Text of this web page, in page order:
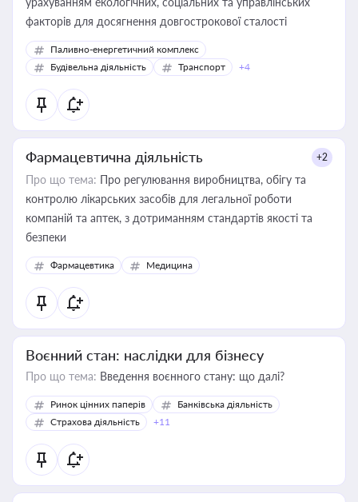
факторів для досягнення довгострокової сталості
Паливно-енергетичний комплекс
Будівельна діяльність
Транспорт +4
Фармацевтична діяльність +2
Про що тема: Про регулювання виробництва, обігу та
контролю лікарських засобів для легальної роботи
компаній та аптек, з дотриманням стандартів якості та
безпеки
Фармацевтика Медицина
Воєнний стан: наслідки для бізнесу
Про що тема: Введення воєнного стану: що далі?
Ринок цінних паперів
Банківська діяльність
Страхова діяльність
+11